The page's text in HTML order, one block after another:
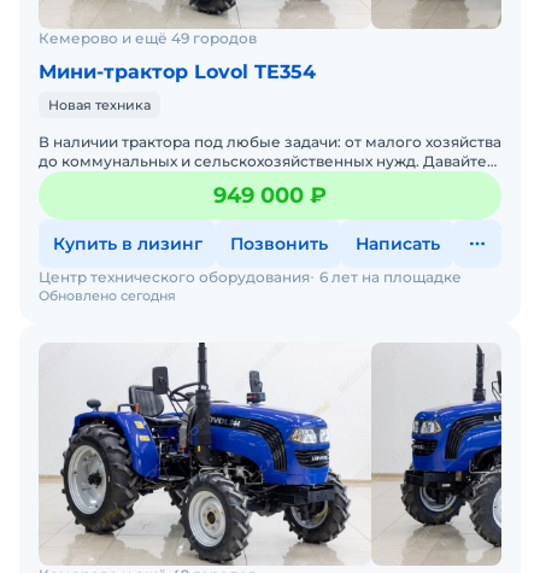
Кемерово и ещё 49 городов
Мини-трактор Lovol TE354
Новая техника
В наличии трактора под любые задачи: от малого хозяйства
до коммунальных и сельскохозяйственных нужд. Давайте
подберем трактор под ваши задачи — просто напиши
949 000 ₽
Купить в лизинг Позвонить Написать
Обновлено сегодня
Центр технического оборудования 6 лет на площадке